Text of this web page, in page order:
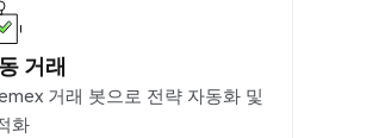
거래
거래 봇으로 전략 자동화 및
화